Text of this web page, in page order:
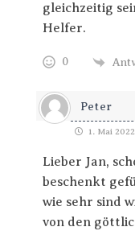
gleichzeitig
Helfer.
0
Peter
1. Mai
Lieber Jan,
beschenkt
wie sehr sind
von den